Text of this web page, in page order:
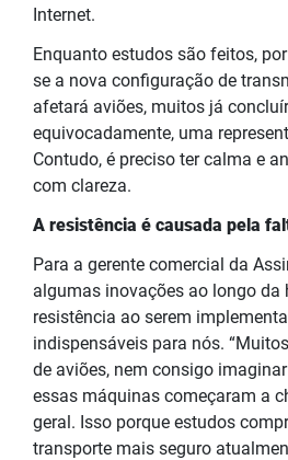
Internet.
Enquanto estudos são feitos,
se a nova configuração de
afetará aviões, muitos já
equivocadamente, uma
Contudo, é preciso ter calma e
com clareza.
A resistência é causada pela
Para a gerente comercial da
algumas inovações ao longo da
resistência ao serem
indispensáveis para nós.
de aviões, nem consigo
essas máquinas começaram a
geral. Isso porque estudos
transporte mais seguro